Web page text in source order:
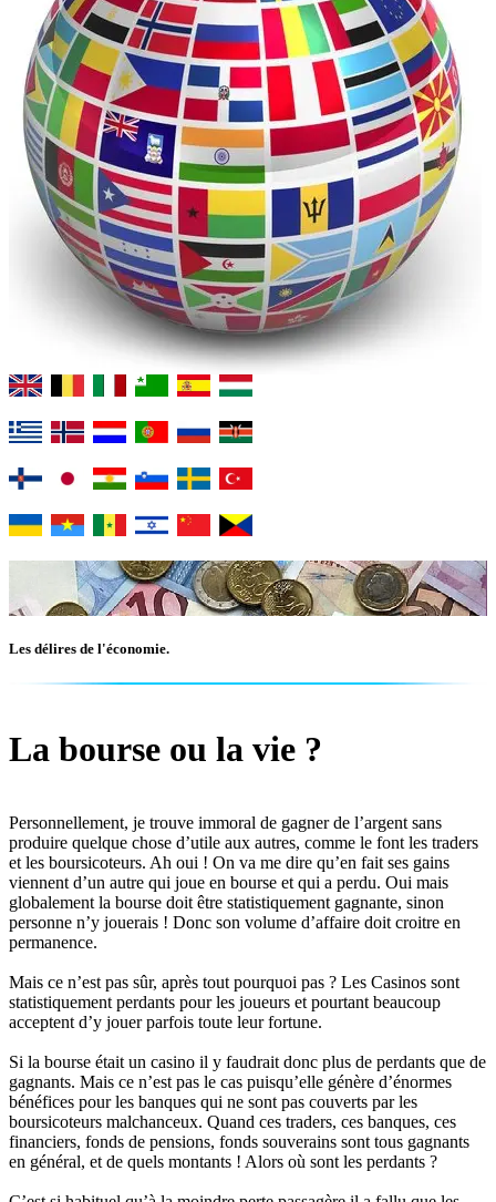
Les délires de l'économie.
La bourse ou la vie ?
Personnellement, je trouve immoral de gagner de l’argent sans
produire quelque chose d’utile aux autres, comme le font les traders
et les boursicoteurs. Ah oui ! On va me dire qu’en fait ses gains
viennent d’un autre qui joue en bourse et qui a perdu. Oui mais
globalement la bourse doit être statistiquement gagnante, sinon
personne n’y jouerais ! Donc son volume d’affaire doit croitre en
permanence.
Mais ce n’est pas sûr, après tout pourquoi pas ? Les Casinos sont
statistiquement perdants pour les joueurs et pourtant beaucoup
acceptent d’y jouer parfois toute leur fortune.
Si la bourse était un casino il y faudrait donc plus de perdants que de
gagnants. Mais ce n’est pas le cas puisqu’elle génère d’énormes
bénéfices pour les banques qui ne sont pas couverts par les
boursicoteurs malchanceux. Quand ces traders, ces banques, ces
financiers, fonds de pensions, fonds souverains sont tous gagnants
en général, et de quels montants ! Alors où sont les perdants ?